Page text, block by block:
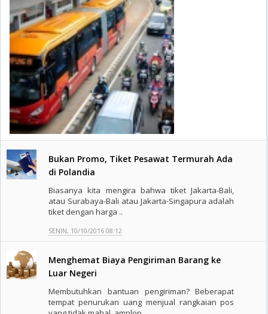
Bukan Promo, Tiket Pesawat Termurah Ada
di Polandia
Biasanya kita mengira bahwa tiket Jakarta-Bali,
atau Surabaya-Bali atau Jakarta-Singapura adalah
tiket dengan harga ..
SENIN, 10/10/2016 08:12
Menghemat Biaya Pengiriman Barang ke
Luar Negeri
Membutuhkan bantuan pengiriman? Beberapat
tempat penurukan uang menjual rangkaian pos